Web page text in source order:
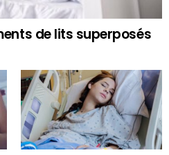
de lits superposés